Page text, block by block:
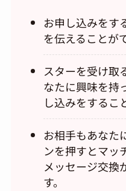
お申し込みをす
を伝えることが
スターを受け取
なたに興味を持
し込みをするこ
お相手もあなた
ンを押すとマッ
メッセージ交換
す。